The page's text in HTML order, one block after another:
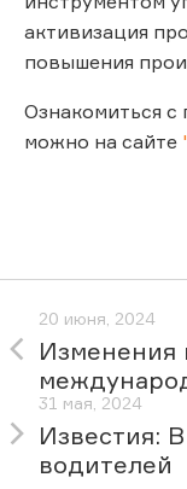
активизация
повышения
Ознакомиться с
можно на сайте
20 июня, 2024
Изменения
31 мая, 2024
Известия:
водителей